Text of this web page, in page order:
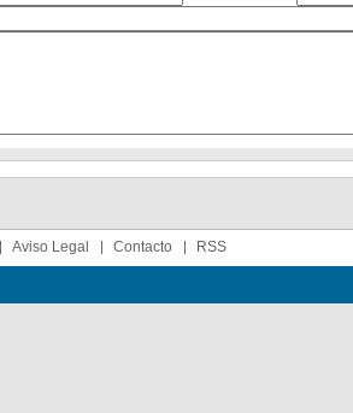
Aviso Legal Contacto RSS